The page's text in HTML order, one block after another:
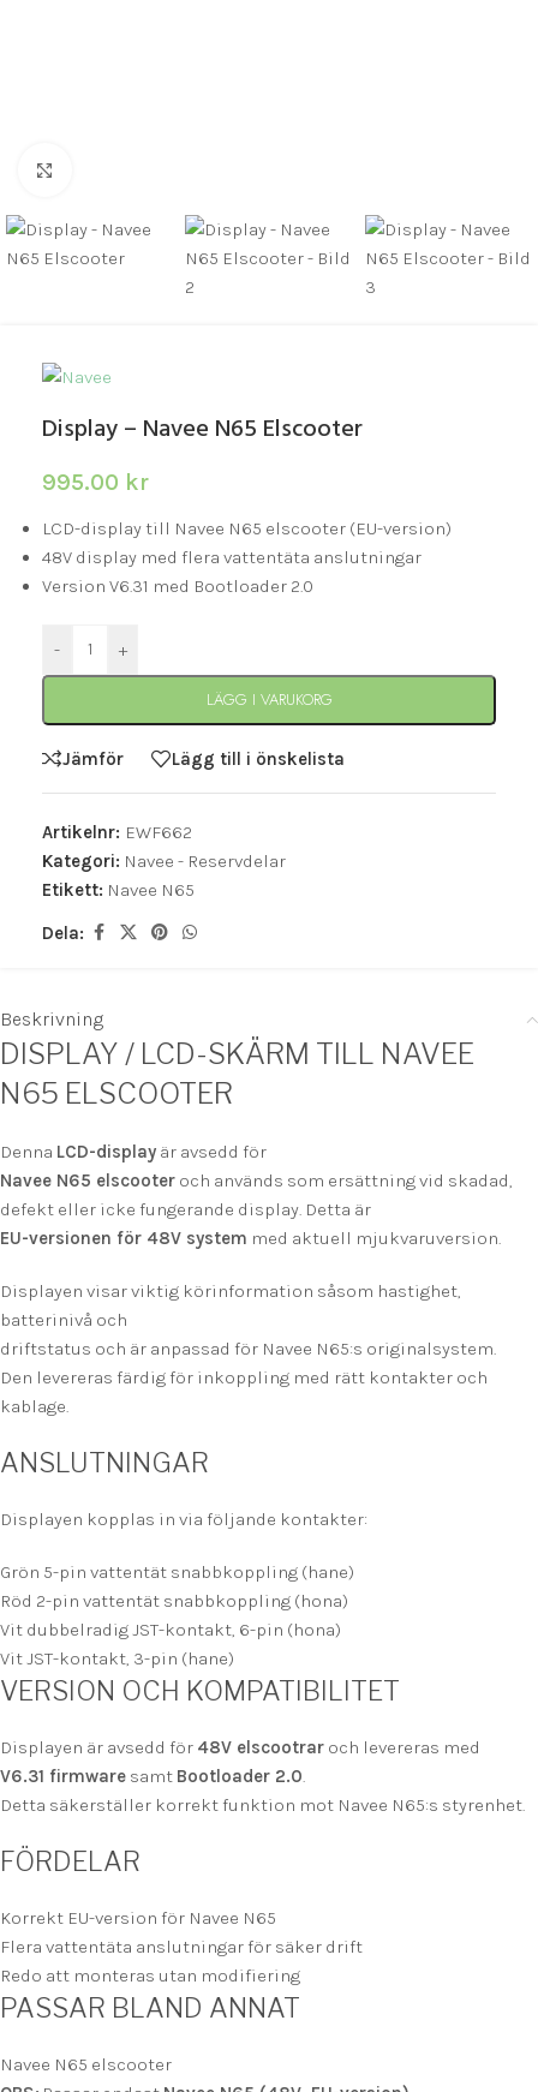
Display – Navee N65 Elscooter
995.00 kr
LCD-display till Navee N65 elscooter (EU-version)
48V display med flera vattentäta anslutningar
Version V6.31 med Bootloader 2.0
- +
LÄGG I VARUKORG
Jämför Lägg till i önskelista
Artikelnr: EWF662
Kategori: Navee - Reservdelar
Etikett: Navee N65
Dela:
Beskrivning
DISPLAY / LCD-SKÄRM TILL NAVEE
N65 ELSCOOTER
Denna LCD-display är avsedd för
Navee N65 elscooter och används som ersättning vid skadad,
defekt eller icke fungerande display. Detta är
EU-versionen för 48V system med aktuell mjukvaruversion.
Displayen visar viktig körinformation såsom hastighet,
batterinivå och
driftstatus och är anpassad för Navee N65:s originalsystem.
Den levereras färdig för inkoppling med rätt kontakter och
kablage.
ANSLUTNINGAR
Displayen kopplas in via följande kontakter:
Grön 5-pin vattentät snabbkoppling (hane)
Röd 2-pin vattentät snabbkoppling (hona)
Vit dubbelradig JST-kontakt, 6-pin (hona)
Vit JST-kontakt, 3-pin (hane)
VERSION OCH KOMPATIBILITET
Displayen är avsedd för 48V elscootrar och levereras med
V6.31 firmware samt Bootloader 2.0.
Detta säkerställer korrekt funktion mot Navee N65:s styrenhet.
FÖRDELAR
Korrekt EU-version för Navee N65
Flera vattentäta anslutningar för säker drift
Redo att monteras utan modifiering
PASSAR BLAND ANNAT
Navee N65 elscooter